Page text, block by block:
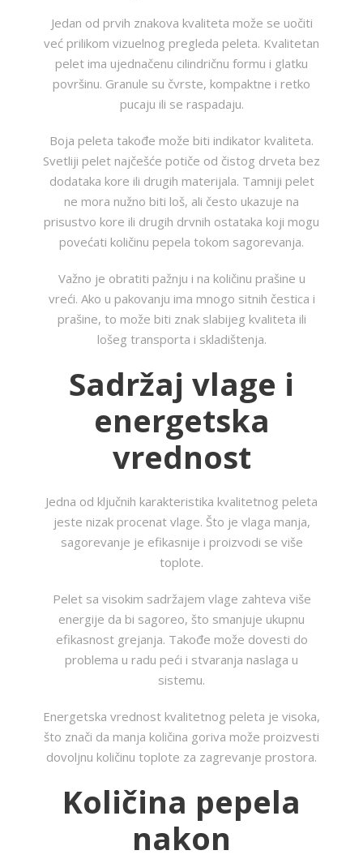
Jedan od prvih znakova kvaliteta može se uočiti
već prilikom vizuelnog pregleda peleta. Kvalitetan
pelet ima ujednačenu cilindričnu formu i glatku
površinu. Granule su čvrste, kompaktne i retko
pucaju ili se raspadaju.
Boja peleta takođe može biti indikator kvaliteta.
Svetliji pelet najčešće potiče od čistog drveta bez
dodataka kore ili drugih materijala. Tamniji pelet
ne mora nužno biti loš, ali često ukazuje na
prisustvo kore ili drugih drvnih ostataka koji mogu
povećati količinu pepela tokom sagorevanja.
Važno je obratiti pažnju i na količinu prašine u
vreći. Ako u pakovanju ima mnogo sitnih čestica i
prašine, to može biti znak slabijeg kvaliteta ili
lošeg transporta i skladištenja.
Sadržaj vlage i
energetska
vrednost
Jedna od ključnih karakteristika kvalitetnog peleta
jeste nizak procenat vlage. Što je vlaga manja,
sagorevanje je efikasnije i proizvodi se više
toplote.
Pelet sa visokim sadržajem vlage zahteva više
energije da bi sagoreo, što smanjuje ukupnu
efikasnost grejanja. Takođe može dovesti do
problema u radu peći i stvaranja naslaga u
sistemu.
Energetska vrednost kvalitetnog peleta je visoka,
što znači da manja količina goriva može proizvesti
dovoljnu količinu toplote za zagrevanje prostora.
Količina pepela
nakon